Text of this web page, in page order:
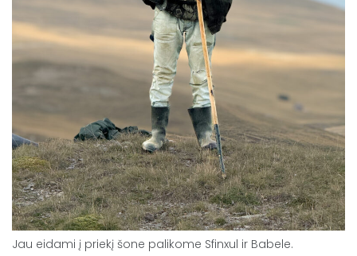
Jau eidami į priekį šone palikome Sfinxul ir Babele.